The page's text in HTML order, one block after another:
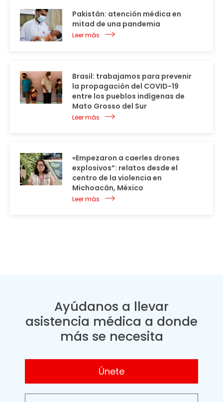
Pakistán: atención médica en
mitad de una pandemia
Leer más
Brasil: trabajamos para prevenir
la propagación del COVID-19
entre los pueblos indígenas de
Mato Grosso del Sur
Leer más
«Empezaron a caerles drones
explosivos”: relatos desde el
centro de la violencia en
Michoacán, México
Leer más
Ayúdanos a llevar
asistencia médica a donde
más se necesita
Únete